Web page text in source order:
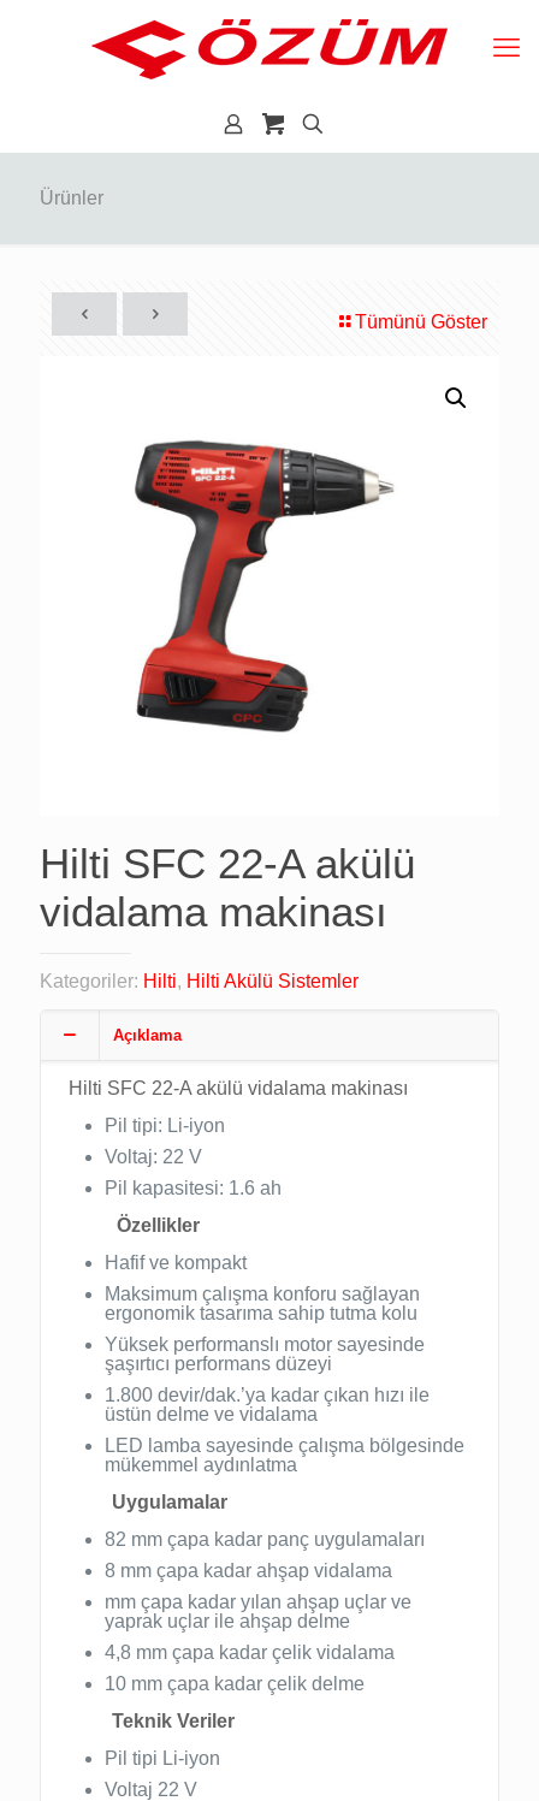
Ürünler
Tümünü Göster
Hilti SFC 22-A akülü
vidalama makinası
Kategoriler: Hilti, Hilti Akülü Sistemler
Açıklama
Hilti SFC 22-A akülü vidalama makinası
Pil tipi: Li-iyon
Voltaj: 22 V
Pil kapasitesi: 1.6 ah
Özellikler
Hafif ve kompakt
Maksimum çalışma konforu sağlayan
ergonomik tasarıma sahip tutma kolu
Yüksek performanslı motor sayesinde
şaşırtıcı performans düzeyi
1.800 devir/dak.’ya kadar çıkan hızı ile
üstün delme ve vidalama
LED lamba sayesinde çalışma bölgesinde
mükemmel aydınlatma
Uygulamalar
82 mm çapa kadar panç uygulamaları
8 mm çapa kadar ahşap vidalama
mm çapa kadar yılan ahşap uçlar ve
yaprak uçlar ile ahşap delme
4,8 mm çapa kadar çelik vidalama
10 mm çapa kadar çelik delme
Teknik Veriler
Pil tipi Li-iyon
Voltaj 22 V